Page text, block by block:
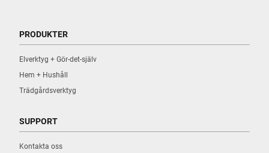
PRODUKTER
Elverktyg + Gör-det-själv
Hem + Hushåll
Trädgårdsverktyg
SUPPORT
Kontakta oss